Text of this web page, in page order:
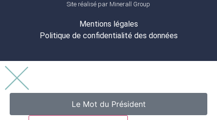
Site réalisé par Minerall Group
Mentions légales
Politique de confidentialité des données
Le Mot du Président